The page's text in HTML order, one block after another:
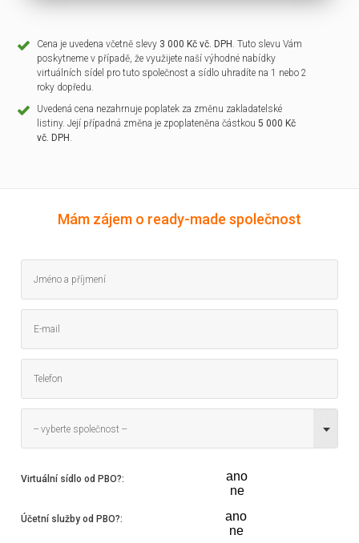
Cena je uvedena včetně slevy 3 000 Kč vč. DPH . Tuto slevu Vám
poskytneme v případě, že využijete naší výhodné nabídky
virtuálních sídel pro tuto společnost a sídlo uhradíte na 1 nebo 2
roky dopředu.
Uvedená cena nezahrnuje poplatek za změnu zakladatelské
listiny. Její případná změna je zpoplateněna částkou5 000 Kč
vč. DPH .
Mám zájem o ready-made společnost
-- vyberte společnost --
Virtuální sídlo od PBO?:
ano
ne
Účetní služby od PBO?:
ano
ne